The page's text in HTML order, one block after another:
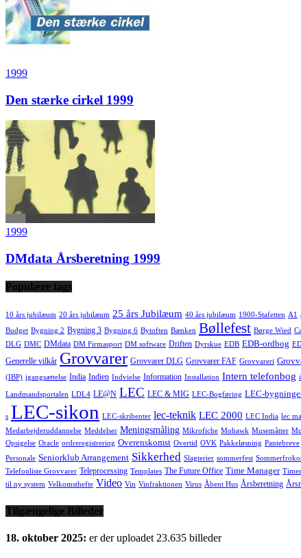
1999
Den stærke cirkel 1999
1999
DMdata Årsberetning 1999
Populære tags
10 års jubilæum 20 års jubilæum 25 års Jubilæum 40 års jubilæum 1900-Stafetten A1
Budget Bygning 2 Bygning 3 Bygning 6 Bytoften Bænken Bøllefest Børge Wied
DLG DMC DMdata DM Firmasport DM software Driften Dyrskue EDB EDB-ordbog
Generelle vilkår Grovvarer Grovvarer DLG Grovvarer FAF Grovvareri
(IBP) igangsættelse India Indien Indvielse Information Installation Intern telefonbog
Landmandsportalen LDL4 LE@N LEC LEC & MIG LEC-Bogføring LEC-
s LEC-sikon LEC-skribenter lec-teknik LEC 2000 LEC India lec
Medarbejderuddannelse Meddelser Meningsmåling Mikrofiche Mohawk Musemåtter
Opsigelse Oracle ordreregistrering Overenskomst Overtid OVK Pakkeløsning Pantebreve
Personale Seniorklub Arrangement Sikkerhed Slagterier sommerfest
Telefonliste Grovvarer Teleprocessing Templates The Future Office Time Manager
til ny system Velkomsthefte Video Vin Vinfraktionen Virus Åbent Hus Årsberetning
Tilgængelige Billeder
18. oktober 2025: er der uploadet 23.635 billeder